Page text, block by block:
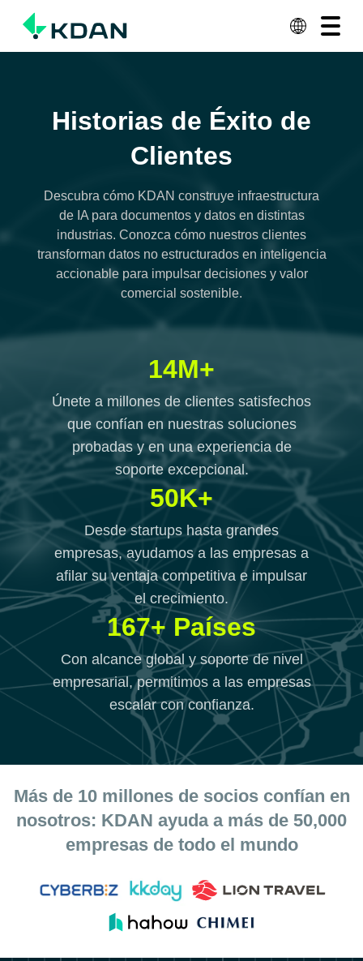
Productos y servicios
Acerca de KDAN
Why KDAN
Historias de Éxito de
Clientes
Descubra cómo KDAN construye infraestructura
de IA para documentos y datos en distintas
industrias. Conozca cómo nuestros clientes
transforman datos no estructurados en inteligencia
accionable para impulsar decisiones y valor
comercial sostenible.
14M+
Únete a millones de clientes satisfechos
que confían en nuestras soluciones
probadas y en una experiencia de
soporte excepcional.
50K+
Desde startups hasta grandes
empresas, ayudamos a las empresas a
afilar su ventaja competitiva e impulsar
el crecimiento.
167+ Países
Con alcance global y soporte de nivel
empresarial, permitimos a las empresas
escalar con confianza.
Más de 10 millones de socios confían en
nosotros: KDAN ayuda a más de 50,000
empresas de todo el mundo